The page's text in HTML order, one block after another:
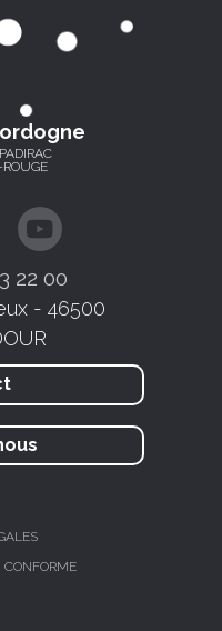
22 00
- 46500
CONFORME